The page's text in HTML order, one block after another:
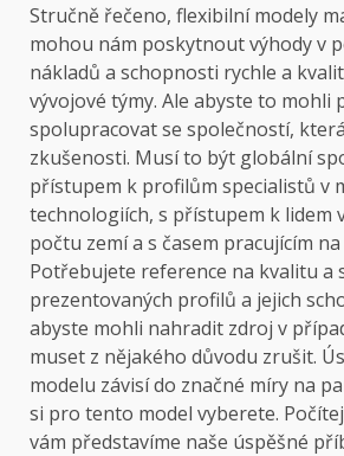
Stručně řečeno, flexibilní modely
mohou nám poskytnout výhody v
nákladů a schopnosti rychle a
vývojové týmy. Ale abyste to mohli
spolupracovat se společností,
zkušenosti. Musí to být globální
přístupem k profilům specialistů v
technologiích, s přístupem k lidem
počtu zemí a s časem pracujícím
Potřebujete reference na kvalitu a
prezentovaných profilů a jejich
abyste mohli nahradit zdroj v
muset z nějakého důvodu zrušit.
modelu závisí do značné míry na
si pro tento model vyberete.
vám představíme naše úspěšné